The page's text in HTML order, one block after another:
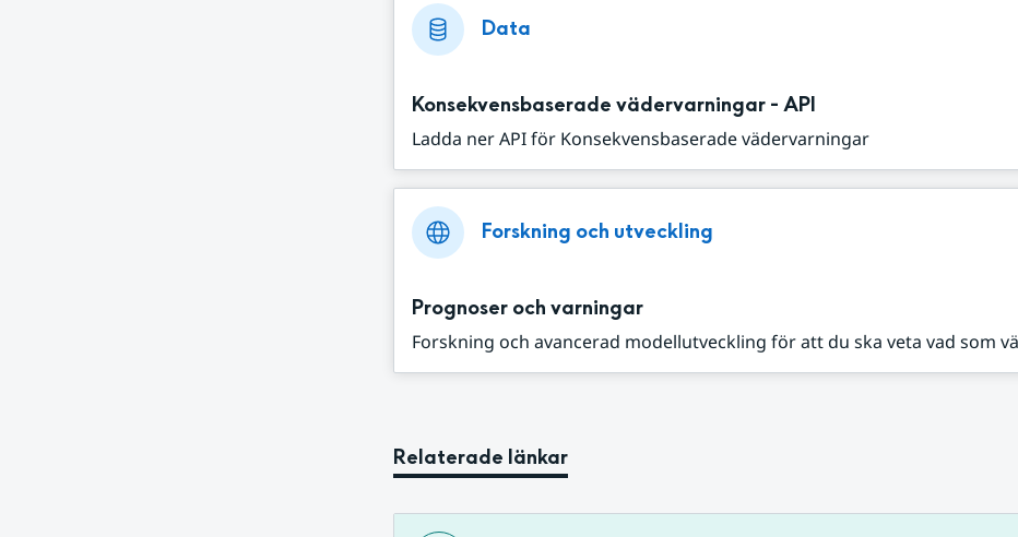
Data
Konsekvensbaserade vädervarningar - API
Ladda ner API för Konsekvensbaserade vädervarningar
Forskning och utveckling
Prognoser och varningar
Forskning och avancerad modellutveckling för att du ska veta vad som
Relaterade länkar